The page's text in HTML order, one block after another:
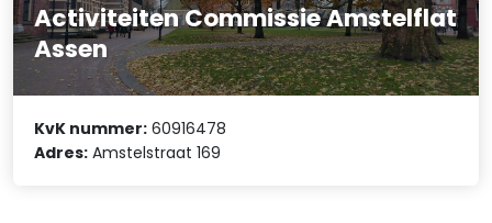
Activiteiten Commissie Amstelflat
Assen
KvK nummer: 60916478
Adres: Amstelstraat 169